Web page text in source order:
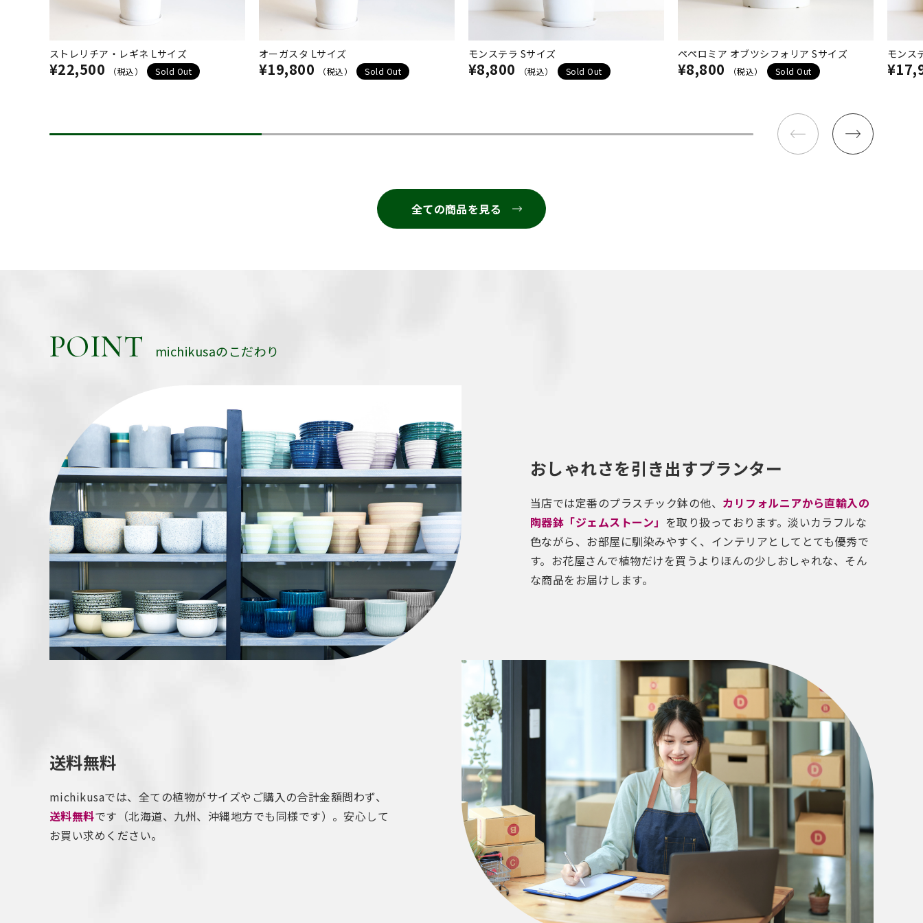
ストレリチア・レギネ Lサイズ
¥22,500 （税込） Sold Out
オーガスタ Lサイズ
¥19,800 （税込） Sold Out
モンステラ Sサイズ
¥8,800 （税込） Sold Out
ペペロミア オブツシフォリア Sサイズ
¥8,800 （税込） Sold Out
モンス
全ての商品を見る
POINT michikusaのこだわり
おしゃれさを引き出すプランター
当店では定番のプラスチック鉢の他、 カリフォルニアから直輸入の
陶器鉢「ジェムストーン」 を取り扱っております。淡いカラフルな
色ながら、お部屋に馴染みやすく、インテリアとしてとても優秀で
す。お花屋さんで植物だけを買うよりほんの少しおしゃれな、そん
な商品をお届けします。
送料無料
michikusaでは、全ての植物がサイズやご購入の合計金額問わず、
送料無料です（北海道、九州、沖縄地方でも同様です）。安心して
お買い求めください。